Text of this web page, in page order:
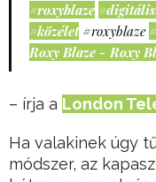
#roxyblaze
#közélet #roxyblaze
Roxy Blaze - Roxy
– írja a London
Ha valakinek úgy
módszer, az